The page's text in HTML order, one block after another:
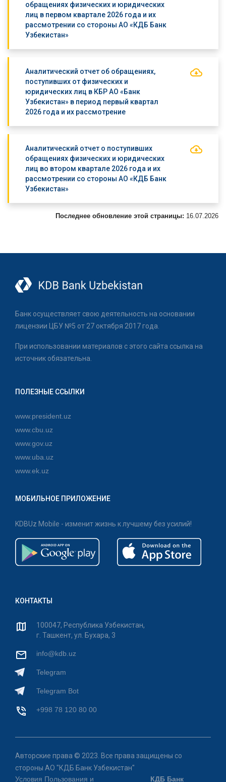
обращениях физических и юридических
лиц в первом квартале 2026 года и их
рассмотрении со стороны АО «КДБ Банк
Узбекистан»
Аналитический отчет об обращениях,
поступивших от физических и
юридических лиц в КБР АО «Банк
Узбекистан» в период первый квартал
2026 года и их рассмотрение
Аналитический отчет о поступивших
обращениях физических и юридических
лиц во втором квартале 2026 года и их
рассмотрении со стороны АО «КДБ Банк
Узбекистан»
Последнее обновление этой страницы: 16.07.2026
Банк осуществляет свою деятельность на основании
лицензии ЦБУ №5 от 27 октября 2017 года.
При использовании материалов с этого сайта ссылка на
источник обязательна.
ПОЛЕЗНЫЕ ССЫЛКИ
www.president.uz
www.cbu.uz
www.gov.uz
www.uba.uz
www.ek.uz
МОБИЛЬНОЕ ПРИЛОЖЕНИЕ
KDBUz Mobile - изменит жизнь к лучшему без усилий!
КОНТАКТЫ
100047, Республика Узбекистан,
г. Ташкент, ул. Бухара, 3
info@kdb.uz
Telegram
Telegram Bot
+998 78 120 80 00
Авторские права © 2023. Все права защищены со
стороны АО "КДБ Банк Узбекистан"
Условия Пользования и
КДБ Банк